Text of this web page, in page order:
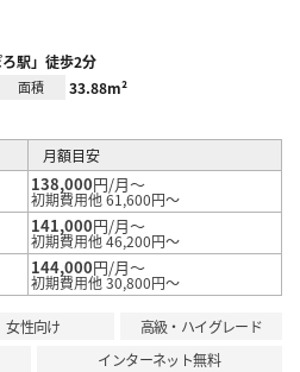
駅」徒歩2分
面積 33.88m²
月額目安
138,000円/月～
初期費用他 61,600円～
141,000円/月～
初期費用他 46,200円～
144,000円/月～
初期費用他 30,800円～
女性向け
高級・ハイグレード
インターネット無料